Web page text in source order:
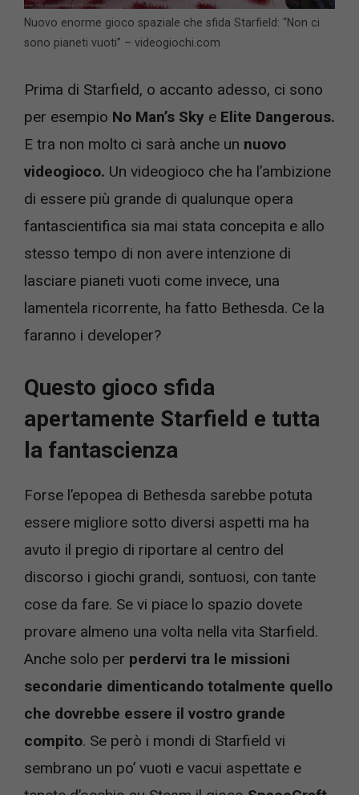
Nuovo enorme gioco spaziale che sfida Starfield: “Non ci
sono pianeti vuoti” – videogiochi.com
Prima di Starfield, o accanto adesso, ci sono
per esempio No Man’s Sky e Elite Dangerous.
E tra non molto ci sarà anche un nuovo
videogioco. Un videogioco che ha l’ambizione
di essere più grande di qualunque opera
fantascientifica sia mai stata concepita e allo
stesso tempo di non avere intenzione di
lasciare pianeti vuoti come invece, una
lamentela ricorrente, ha fatto Bethesda. Ce la
faranno i developer?
Questo gioco sfida
apertamente Starfield e tutta
la fantascienza
Forse l’epopea di Bethesda sarebbe potuta
essere migliore sotto diversi aspetti ma ha
avuto il pregio di riportare al centro del
discorso i giochi grandi, sontuosi, con tante
cose da fare. Se vi piace lo spazio dovete
provare almeno una volta nella vita Starfield.
Anche solo per perdervi tra le missioni
secondarie dimenticando totalmente quello
che dovrebbe essere il vostro grande
compito. Se però i mondi di Starfield vi
sembrano un po’ vuoti e vacui aspettate e